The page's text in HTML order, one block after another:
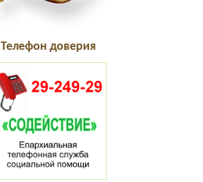
Телефон доверия